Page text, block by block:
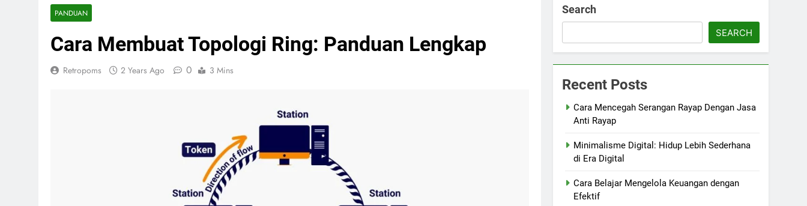
PANDUAN
Cara Membuat Topologi Ring: Panduan Lengkap
Retropoms 2 Years Ago 0 3 Mins
Search
SEARCH
Recent Posts
Cara Mencegah Serangan Rayap Dengan Jasa
Anti Rayap
Minimalisme Digital: Hidup Lebih Sederhana
di Era Digital
Cara Belajar Mengelola Keuangan dengan
Efektif